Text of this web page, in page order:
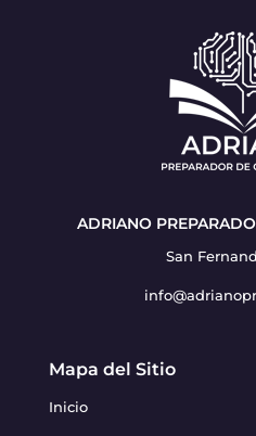
ADRIANO
San
Mapa del Sitio
Inicio